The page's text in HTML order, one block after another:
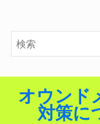
オウンド
対策に